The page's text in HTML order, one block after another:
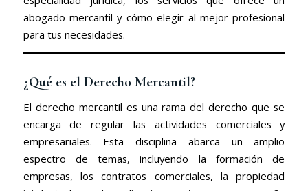
abogado mercantil y cómo elegir al mejor profesional
para tus necesidades.
¿Qué es el Derecho Mercantil?
El derecho mercantil es una rama del derecho que se
encarga de regular las actividades comerciales y
empresariales. Esta disciplina abarca un amplio
espectro de temas, incluyendo la formación de
empresas, los contratos comerciales, la propiedad